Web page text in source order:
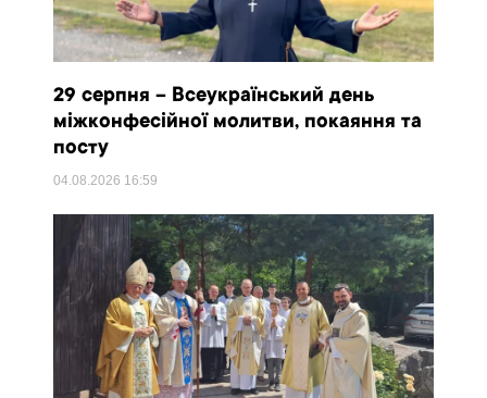
29 серпня – Всеукраїнський день
міжконфесійної молитви, покаяння та
посту
04.08.2026 16:59